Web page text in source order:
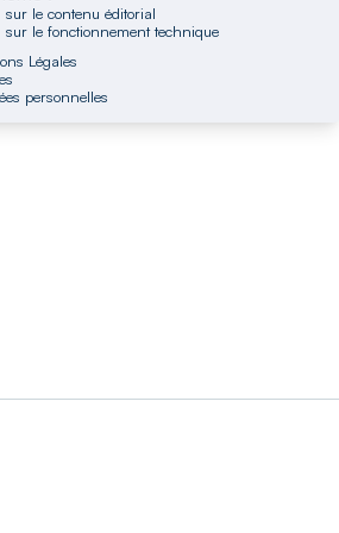
sur le contenu éditorial
sur le fonctionnement technique
Légales
personnelles